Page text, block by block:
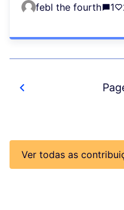
febl the fourth 1
Ver todas as